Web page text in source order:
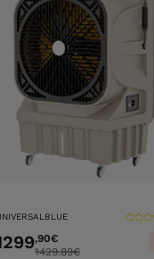
,90€
1429.89€